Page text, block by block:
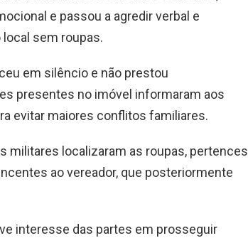
e passou a agredir verbal e
sem roupas.
em silêncio e não prestou
presentes no imóvel informaram aos
evitar maiores conflitos familiares.
militares localizaram as roupas, pertences
ao vereador, que posteriormente
interesse das partes em prosseguir